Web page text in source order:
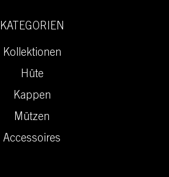
KATEGORIEN
Kollektionen
Hüte
Kappen
Mützen
Accessoires